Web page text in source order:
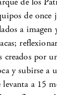
de once
a imagen
creados por
y subirse a
levanta a 15